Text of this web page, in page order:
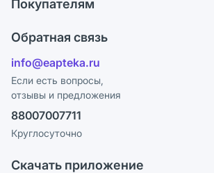
Ответы на вопросы
Блог
Карьера
Поставщики
Лицензия
Реклама на сайте
Ваши товары на ЕАПТЕКЕ
Покупателям
Программа СберСпасибо
Политика конфиденциальности
Пользовательское соглашение
Политика рекомендаций
Этика и соответствие
Обратная связь
info@eapteka.ru
Если есть вопросы,
отзывы и предложения
88007007711
Круглосуточно
Скачать приложение